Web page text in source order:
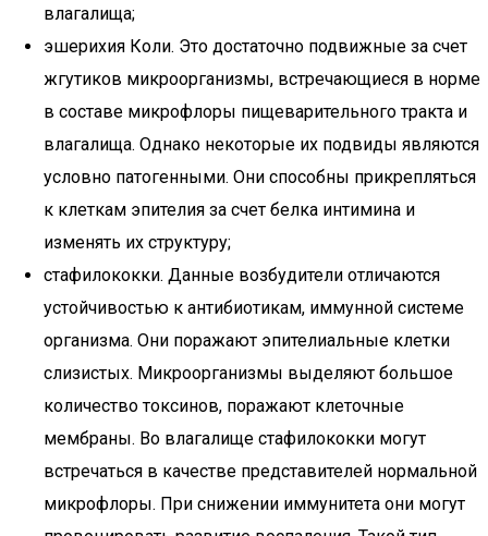
влагалища;
эшерихия Коли. Это достаточно подвижные за счет
жгутиков микроорганизмы, встречающиеся в норме
в составе микрофлоры пищеварительного тракта и
влагалища. Однако некоторые их подвиды являются
условно патогенными. Они способны прикрепляться
к клеткам эпителия за счет белка интимина и
изменять их структуру;
стафилококки. Данные возбудители отличаются
устойчивостью к антибиотикам, иммунной системе
организма. Они поражают эпителиальные клетки
слизистых. Микроорганизмы выделяют большое
количество токсинов, поражают клеточные
мембраны. Во влагалище стафилококки могут
встречаться в качестве представителей нормальной
микрофлоры. При снижении иммунитета они могут